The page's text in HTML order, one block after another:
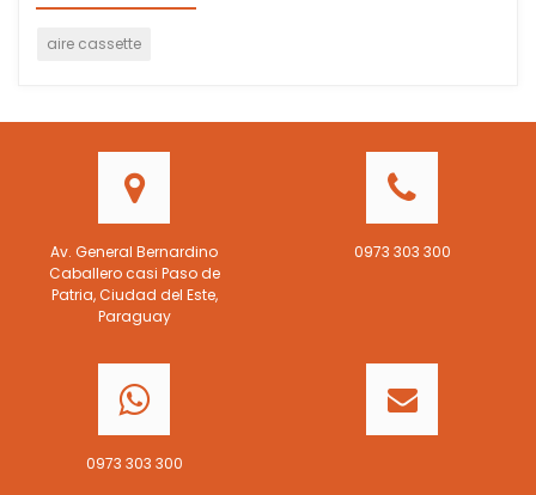
aire cassette
Av. General Bernardino
Caballero casi Paso de
Patria, Ciudad del Este,
Paraguay
0973 303 300
0973 303 300